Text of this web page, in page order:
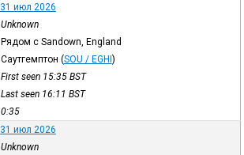
31 июл 2026
Unknown
Рядом с Sandown, England
Саутгемптон (SOU / EGHI)
First seen 15:35 BST
Last seen 16:11 BST
0:35
31 июл 2026
Unknown